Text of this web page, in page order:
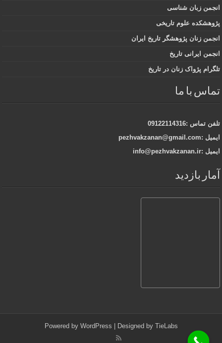
انجمن زبان شناسی
پژوهشکده علوم تاریخی
انجمن زنان پژوهشگر تاریخ ایران
انجمن ایرانی تاریخ
تلگرام پژواک زنان در تاریخ
تماس با ما
تلفن تماس :09122114316
ایمیل :pezhvakzanan@gmail.com
ایمیل :info@pezhvakzanan.ir
آمار بازدید
Powered by WordPress | Designed by TieLabs